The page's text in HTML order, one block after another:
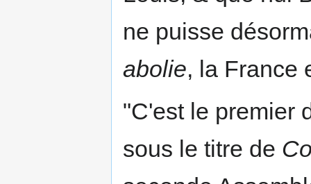
ne puisse
abolie, la France
"C'est le premier
sous le titre de